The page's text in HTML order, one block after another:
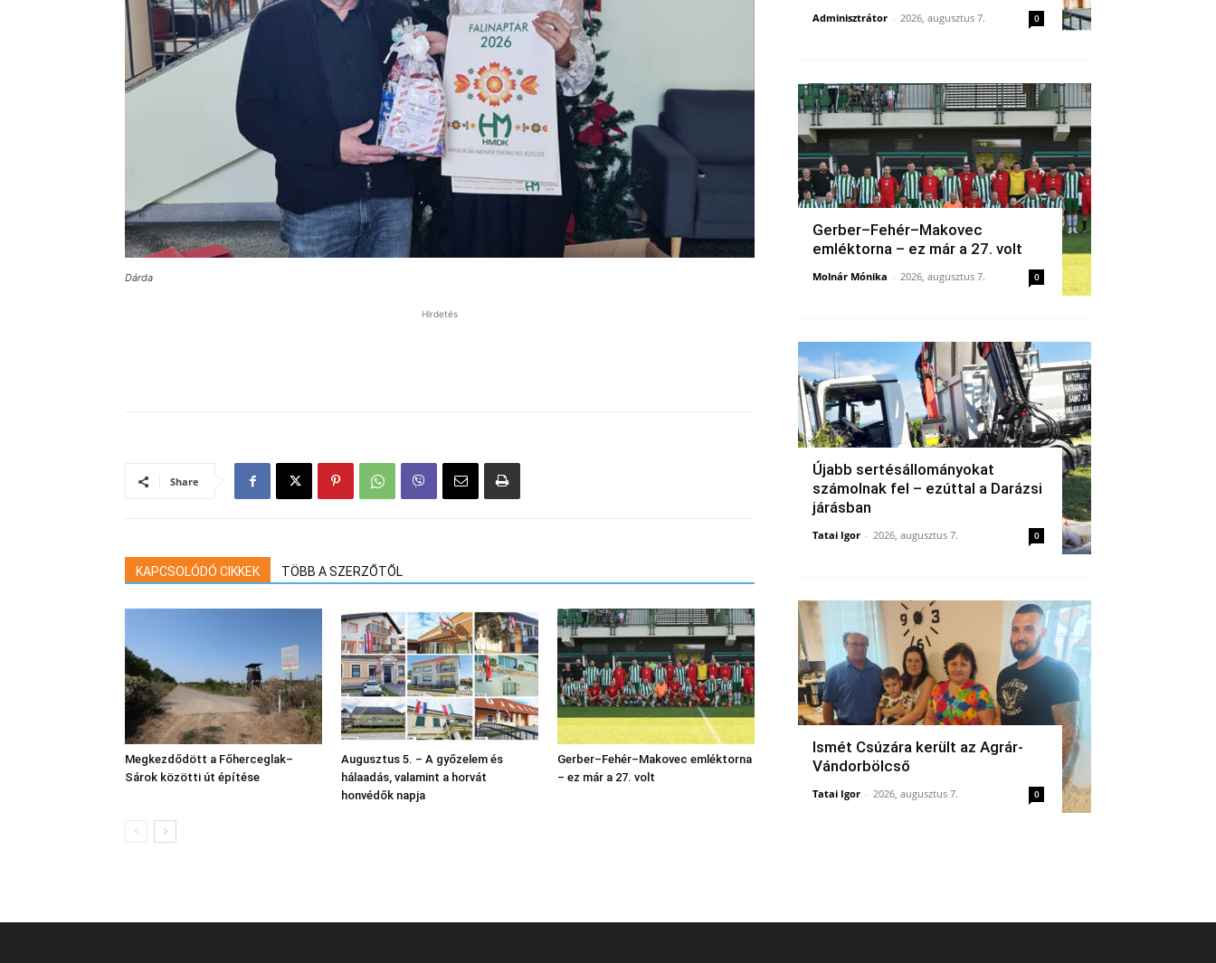
Dárda
Hirdetés
Share
KAPCSOLÓDÓ CIKKEK TÖBB A SZERZŐTŐL
Megkezdődött a Főherceglak–
Sárok közötti út építése
Augusztus 5. – A győzelem és
hálaadás, valamint a horvát
honvédők napja
Gerber–Fehér–Makovec emléktorna
– ez már a 27. volt
Adminisztrátor - 2026, augusztus 7. 0
Gerber–Fehér–Makovec
emléktorna – ez már a 27. volt
Molnár Mónika - 2026, augusztus 7. 0
Újabb sertésállományokat
számolnak fel – ezúttal a Darázsi
járásban
Tatai Igor - 2026, augusztus 7. 0
Ismét Csúzára került az Agrár-
Vándorbölcső
Tatai Igor - 2026, augusztus 7. 0